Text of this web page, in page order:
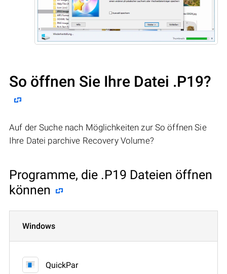
So öffnen Sie Ihre Datei .P19?
Auf der Suche nach Möglichkeiten zur So öffnen Sie
Ihre Datei parchive Recovery Volume?
Programme, die .P19 Dateien öffnen
können
Windows
QuickPar